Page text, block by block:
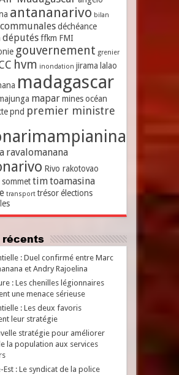
antananarivo bilan
communales déchéance
députés ffkm FMI
gouvernement grenier
hvm inondation jirama lalao
madagascar
mapar mines océan
pnd premier ministre
ravalomanana
Rivo rakotovao
sommet timtoamasina
transport trésor élections
récents
: Duel confirmé entre Marc
et Andry Rajoelina
: Les chenilles légionnaires
une menace sérieuse
: Les deux favoris
leur stratégie
stratégie pour améliorer
la population aux services
Est : Le syndicat de la police